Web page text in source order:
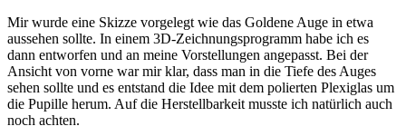
Mir wurde eine Skizze vorgelegt wie das Goldene Auge in etwa
aussehen sollte. In einem 3D-Zeichnungsprogramm habe ich es
dann entworfen und an meine Vorstellungen angepasst. Bei der
Ansicht von vorne war mir klar, dass man in die Tiefe des Auges
sehen sollte und es entstand die Idee mit dem polierten Plexiglas um
die Pupille herum. Auf die Herstellbarkeit musste ich natürlich auch
noch achten.